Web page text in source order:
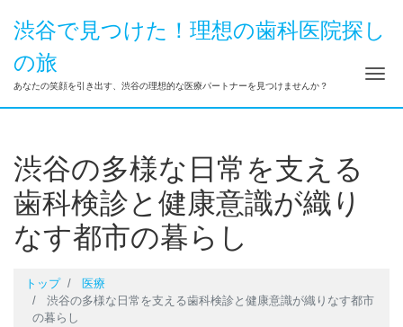
渋谷で見つけた！理想の歯科医院探し
の旅
あなたの笑顔を引き出す、渋谷の理想的な医療パートナーを見つけませんか？ ナ
渋谷の多様な日常を支える
歯科検診と健康意識が織り
なす都市の暮らし
トップ
医療
渋谷の多様な日常を支える歯科検診と健康意識が織りなす都市
の暮らし